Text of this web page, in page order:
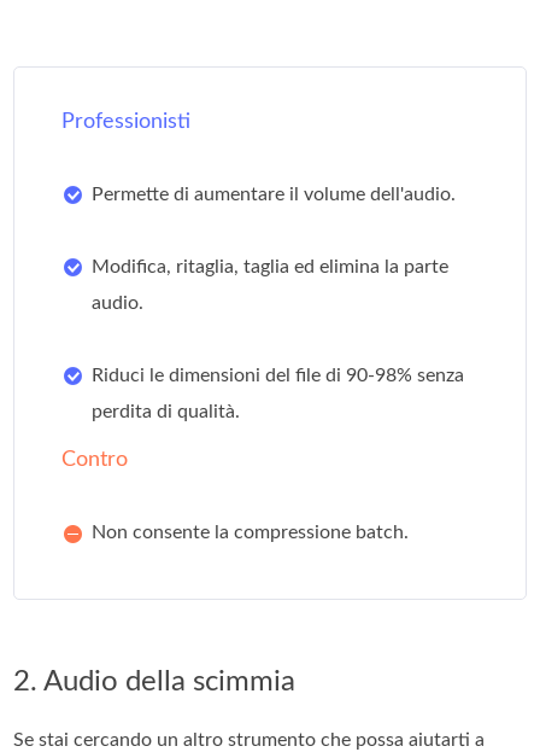
Professionisti
Permette di aumentare il volume dell'audio.
Modifica, ritaglia, taglia ed elimina la parte
audio.
Riduci le dimensioni del file di 90-98% senza
perdita di qualità.
Contro
Non consente la compressione batch.
2. Audio della scimmia
Se stai cercando un altro strumento che possa aiutarti a